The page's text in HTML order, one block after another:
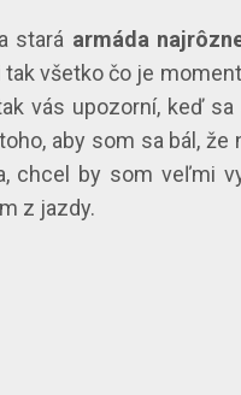
stará armáda
tak všetko čo je
vás upozorní, keď
aby som sa bál,
chcel by som veľmi
z jazdy.